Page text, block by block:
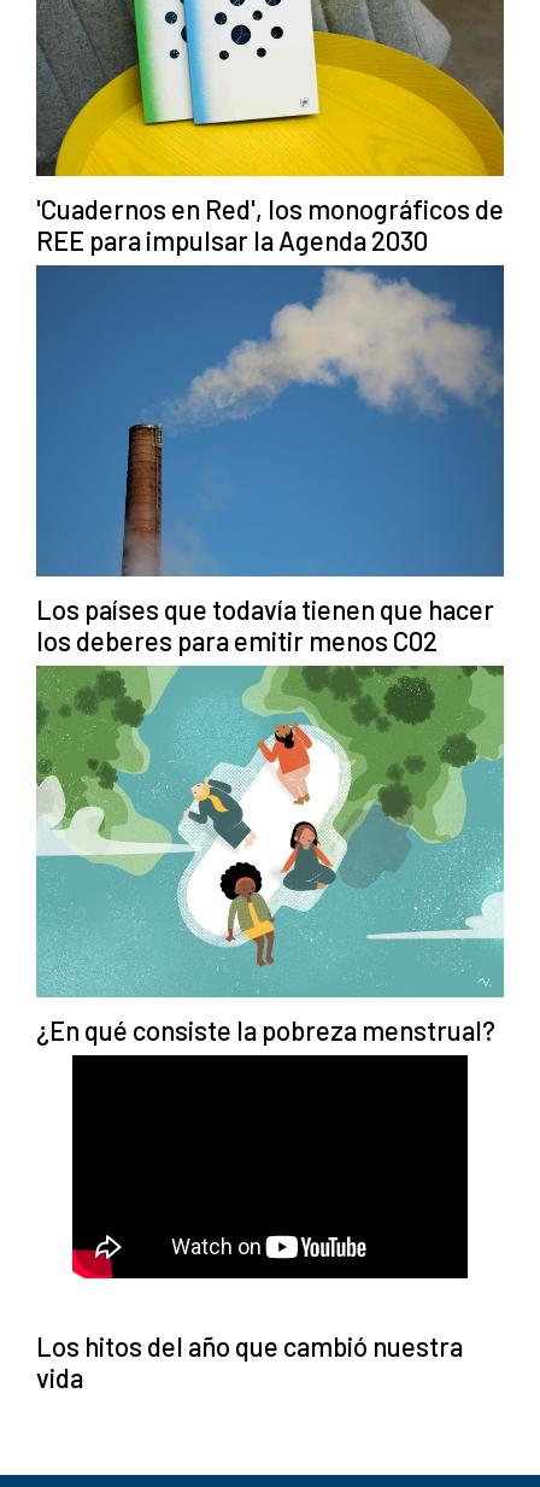
'Cuadernos en Red', los monográficos de
REE para impulsar la Agenda 2030
Los países que todavía tienen que hacer
los deberes para emitir menos C02
¿En qué consiste la pobreza menstrual?
Los hitos del año que cambió nuestra
vida